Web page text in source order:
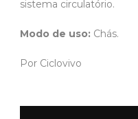
sistema circulatório.
Modo de uso: Chás.
Por Ciclovivo